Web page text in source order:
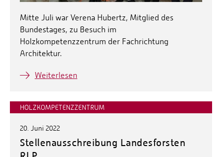
Mitte Juli war Verena Hubertz, Mitglied des
Bundestages, zu Besuch im
Holzkompetenzzentrum der Fachrichtung
Architektur.
Weiterlesen
HOLZKOMPETENZZENTRUM
20. Juni 2022
Stellenausschreibung Landesforsten